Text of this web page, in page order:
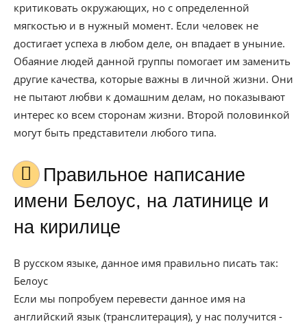
критиковать окружающих, но с определенной
мягкостью и в нужный момент. Если человек не
достигает успеха в любом деле, он впадает в уныние.
Обаяние людей данной группы помогает им заменить
другие качества, которые важны в личной жизни. Они
не пытают любви к домашним делам, но показывают
интерес ко всем сторонам жизни. Второй половинкой
могут быть представители любого типа.
Правильное написание
имени Белоус, на латинице и
на кирилице
В русском языке, данное имя правильно писать так:
Белоус
Если мы попробуем перевести данное имя на
английский язык (транслитерация), у нас получится -